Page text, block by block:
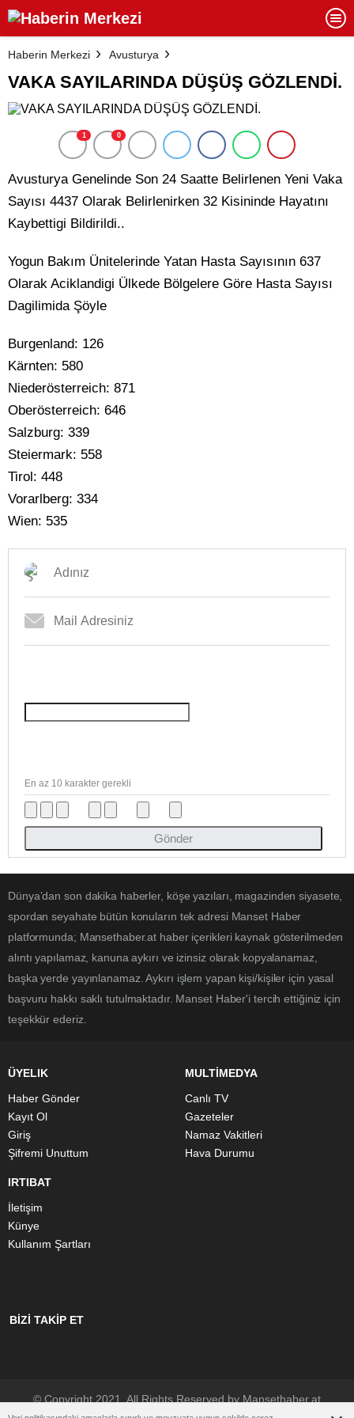
Haberin Merkezi Avusturya
VAKA SAYILARINDA DÜŞÜŞ GÖZLENDİ.
1 0
Avusturya Genelinde Son 24 Saatte Belirlenen Yeni Vaka
Sayısı 4437 Olarak Belirlenirken 32 Kisininde Hayatını
Kaybettigi Bildirildi..
Yogun Bakım Ünitelerinde Yatan Hasta Sayısının 637
Olarak Aciklandigi Ülkede Bölgelere Göre Hasta Sayısı
Dagilimida Şöyle
Burgenland: 126
Kärnten: 580
Niederösterreich: 871
Oberösterreich: 646
Salzburg: 339
Steiermark: 558
Tirol: 448
Vorarlberg: 334
Wien: 535
Gönder
En az 10 karakter gerekli
Dünya’dan son dakika haberler, köşe yazıları, magazinden siyasete,
spordan seyahate bütün konuların tek adresi Manset Haber
platformunda; Mansethaber.at haber içerikleri kaynak gösterilmeden
alıntı yapılamaz, kanuna aykırı ve izinsiz olarak kopyalanamaz,
başka yerde yayınlanamaz. Aykırı işlem yapan kişi/kişiler için yasal
başvuru hakkı saklı tutulmaktadır. Manset Haber'i tercih ettiğiniz için
teşekkür ederiz.
ÜYELIK
Haber Gönder
Kayıt Ol
Giriş
Şifremi Unuttum
MULTİMEDYA
Canlı TV
Gazeteler
Namaz Vakitleri
Hava Durumu
IRTIBAT
İletişim
Künye
Kullanım Şartları
BİZİ TAKİP ET
© Copyright 2021. All Rights Reserved by Mansethaber.at